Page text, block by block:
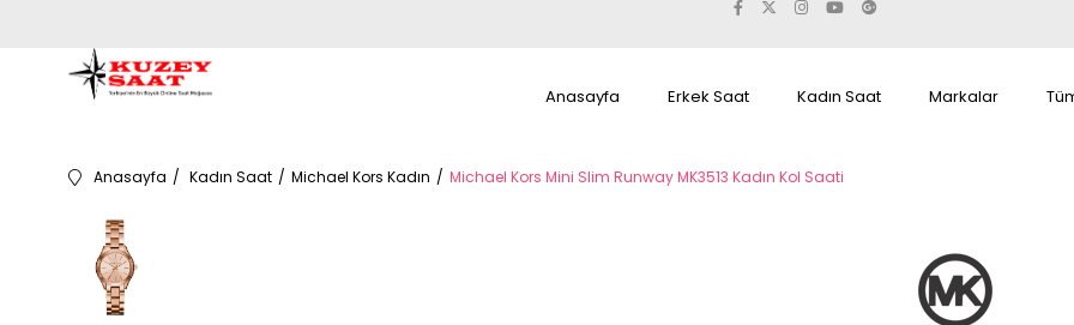
Anasayfa Erkek Saat Kadın Saat Markalar
Anasayfa Kadın Saat Michael Kors Kadın Michael Kors Mini Slim Runway MK3513 Kadın Kol Saati